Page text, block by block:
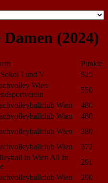
(2024)
Punkte
I und V
925
Wien
550
Wien
480
Wien
480
Wien
380
Wien
372
in Wien All In
291
Wien
290